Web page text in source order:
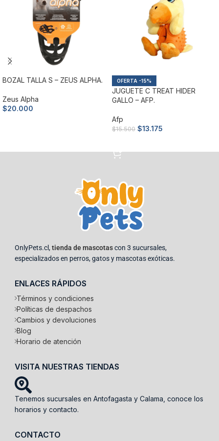
BOZAL TALLA S – ZEUS ALPHA.
Zeus Alpha
$20.000
-15%
JUGUETE C TREAT HIDER
GALLO – AFP.
Afp
$15.500 $13.175
OnlyPets.cl,tienda de mascotascon 3 sucursales,
especializados en perros, gatos y mascotas exóticas.
ENLACES RÁPIDOS
Términos y condiciones
Políticas de despachos
Cambios y devoluciones
Blog
Horario de atención
VISITA NUESTRAS TIENDAS
Tenemos sucursales en Antofagasta y Calama, conoce los
horarios y contacto.
CONTACTO